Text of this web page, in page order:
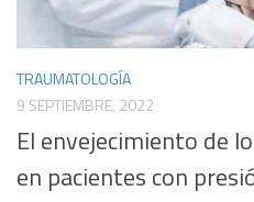
TRAUMATOLOGÍA
9 SEPTIEMBRE, 2022
El envejecimiento de
en pacientes con